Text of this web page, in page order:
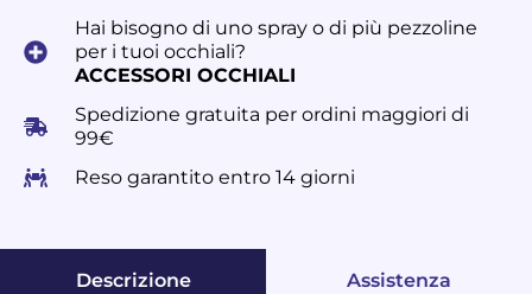
Hai bisogno di uno spray o di più pezzoline
per i tuoi occhiali?
ACCESSORI OCCHIALI
Spedizione gratuita per ordini maggiori di
99€
Reso garantito entro 14 giorni
Descrizione Assistenza